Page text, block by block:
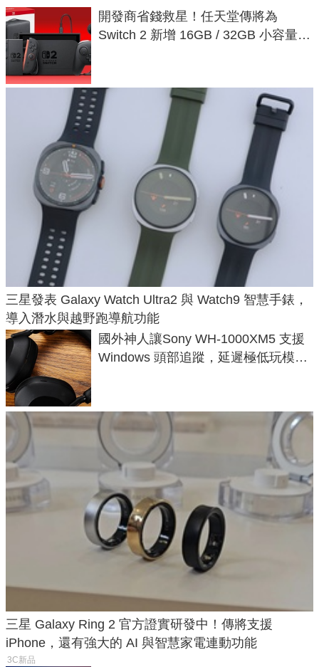
開發商省錢救星！任天堂傳將為
Switch 2 新增 16GB / 32GB 小容量遊
三星發表 Galaxy Watch Ultra2 與 Watch9 智慧手錶，
導入潛水與越野跑導航功能
國外神人讓Sony WH-1000XM5 支援
Windows 頭部追蹤，延遲極低玩模擬
三星 Galaxy Ring 2 官方證實研發中！傳將支援
iPhone，還有強大的 AI 與智慧家電連動功能
3C新品